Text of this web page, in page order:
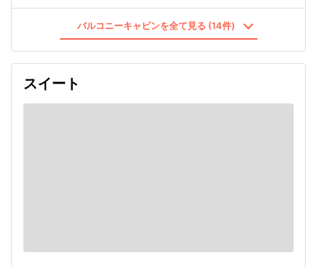
バルコニーキャビンを全て見る (14件)
スイート